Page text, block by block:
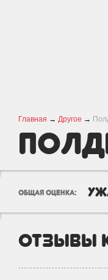
Главная → Другое →
общая оценка:
отзывы